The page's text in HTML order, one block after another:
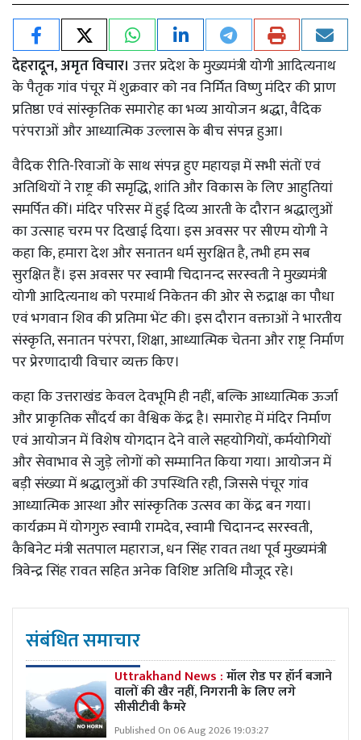
देहरादून, अमृत विचार। उत्तर प्रदेश के मुख्यमंत्री योगी आदित्यनाथ
के पैतृक गांव पंचूर में शुक्रवार को नव निर्मित विष्णु मंदिर की प्राण
प्रतिष्ठा एवं सांस्कृतिक समारोह का भव्य आयोजन श्रद्धा, वैदिक
परंपराओं और आध्यात्मिक उल्लास के बीच संपन्न हुआ।
वैदिक रीति-रिवाजों के साथ संपन्न हुए महायज्ञ में सभी संतों एवं
अतिथियों ने राष्ट्र की समृद्धि, शांति और विकास के लिए आहुतियां
समर्पित कीं। मंदिर परिसर में हुई दिव्य आरती के दौरान श्रद्धालुओं
का उत्साह चरम पर दिखाई दिया। इस अवसर पर सीएम योगी ने
कहा कि, हमारा देश और सनातन धर्म सुरक्षित है, तभी हम सब
सुरक्षित हैं। इस अवसर पर स्वामी चिदानन्द सरस्वती ने मुख्यमंत्री
योगी आदित्यनाथ को परमार्थ निकेतन की ओर से रुद्राक्ष का पौधा
एवं भगवान शिव की प्रतिमा भेंट की। इस दौरान वक्ताओं ने भारतीय
संस्कृति, सनातन परंपरा, शिक्षा, आध्यात्मिक चेतना और राष्ट्र निर्माण
पर प्रेरणादायी विचार व्यक्त किए।
कहा कि उत्तराखंड केवल देवभूमि ही नहीं, बल्कि आध्यात्मिक ऊर्जा
और प्राकृतिक सौंदर्य का वैश्विक केंद्र है। समारोह में मंदिर निर्माण
एवं आयोजन में विशेष योगदान देने वाले सहयोगियों, कर्मयोगियों
और सेवाभाव से जुड़े लोगों को सम्मानित किया गया। आयोजन में
बड़ी संख्या में श्रद्धालुओं की उपस्थिति रही, जिससे पंचूर गांव
आध्यात्मिक आस्था और सांस्कृतिक उत्सव का केंद्र बन गया।
कार्यक्रम में योगगुरु स्वामी रामदेव, स्वामी चिदानन्द सरस्वती,
कैबिनेट मंत्री सतपाल महाराज, धन सिंह रावत तथा पूर्व मुख्यमंत्री
त्रिवेन्द्र सिंह रावत सहित अनेक विशिष्ट अतिथि मौजूद रहे।
संबंधित समाचार
Uttrakhand News :मॉल रोड पर हॉर्न बजाने
वालों की खैर नहीं, निगरानी के लिए लगे
सीसीटीवी कैमरे
Published On 06 Aug 2026 19:03:27